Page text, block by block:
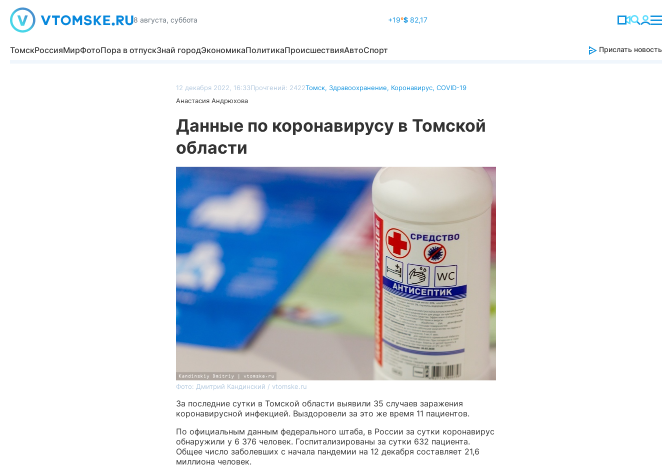
8 августа, суббота +19°$82,17
ТомскРоссияМирФотоПора в отпускЗнай городЭкономикаПолитикаПроисшествияАвтоСпорт Прислать новость
12 декабря 2022, 16:33Прочтений: 2422Томск, Здравоохранение, Коронавирус, COVID-19
Анастасия Андрюхова
Данные по коронавирусу в Томской
области
Фото: Дмитрий Кандинский / vtomske.ru
За последние сутки в Томской области выявили 35 случаев заражения
коронавирусной инфекцией. Выздоровели за это же время 11 пациентов.
По официальным данным федерального штаба, в России за сутки коронавирус
обнаружили у 6 376 человек. Госпитализированы за сутки 632 пациента.
Общее число заболевших с начала пандемии на 12 декабря составляет 21,6
миллиона человек.